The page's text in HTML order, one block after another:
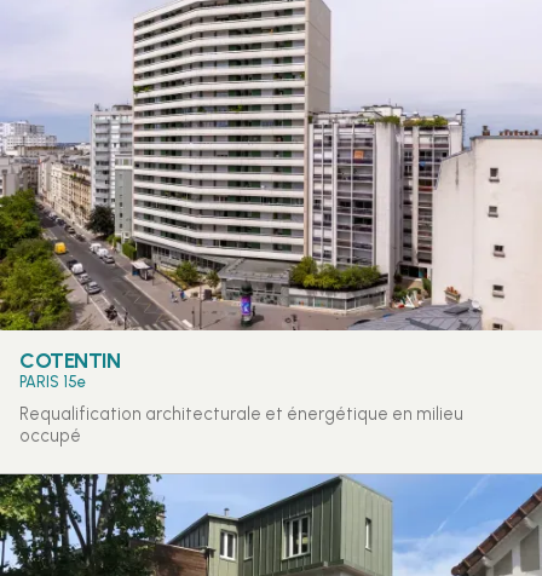
COTENTIN
PARIS 15e
Requalification architecturale et énergétique en milieu
occupé